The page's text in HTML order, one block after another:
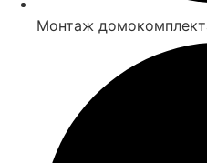
Монтаж